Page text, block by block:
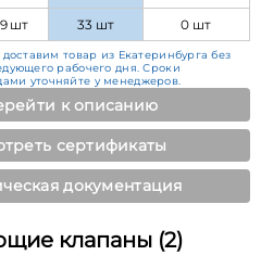
шт 33 шт 0 шт
товар из Екатеринбурга без
рабочего дня. Сроки
уточняйте у менеджеров.
к описанию
сертификаты
документация
клапаны (2)